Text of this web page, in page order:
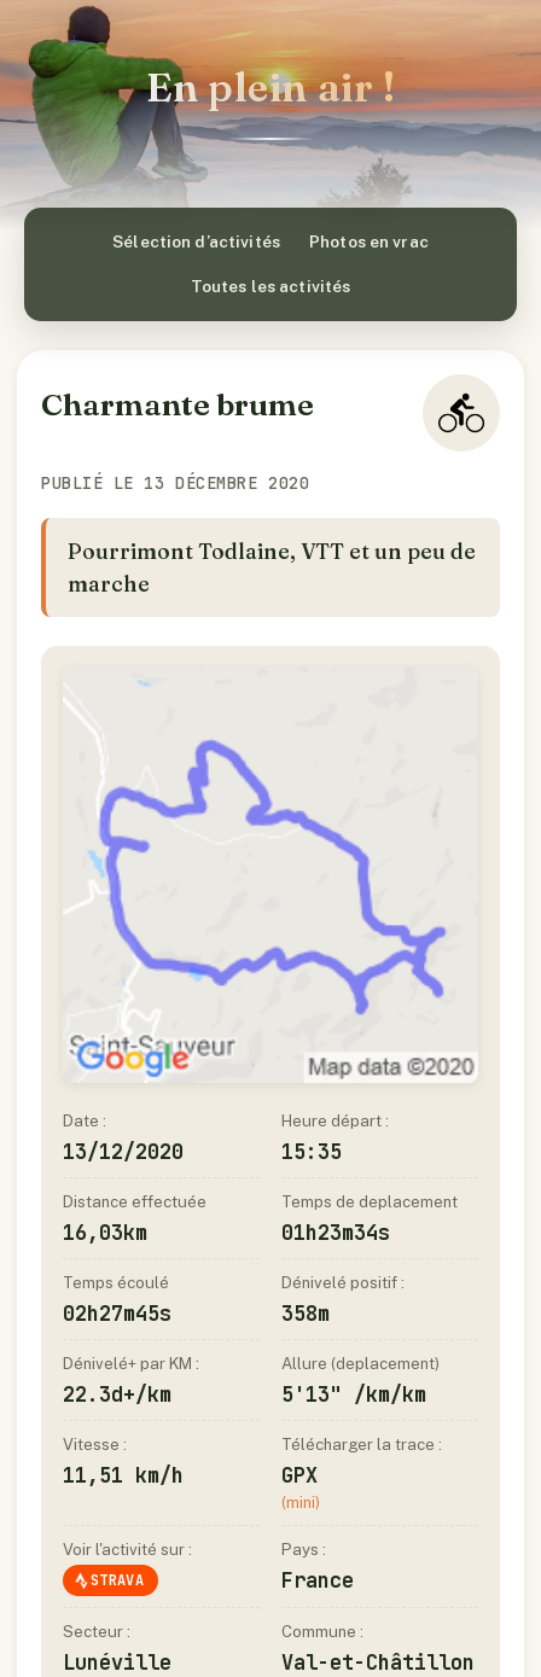
En plein air !
Sélection d’activités Photos en vrac
Toutes les activités
Charmante brume
PUBLIÉ LE 13 DÉCEMBRE 2020
Pourrimont Todlaine, VTT et un peu de
marche
Date :
13/12/2020
Heure départ :
15:35
Distance effectuée
16,03km
Temps de deplacement
01h23m34s
Temps écoulé
02h27m45s
Dénivelé positif :
358m
Dénivelé+ par KM :
22.3d+/km
Allure (deplacement)
5'13" /km/km
Vitesse :
11,51 km/h
Télécharger la trace :
GPX
(mini)
Voir l'activité sur :
STRAVA
Pays :
France
Secteur :
Lunéville
Commune :
Val-et-Châtillon